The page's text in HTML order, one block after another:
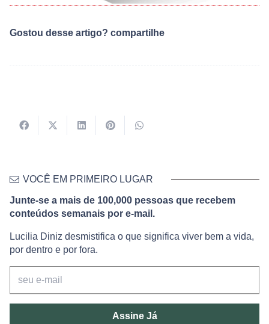
Gostou desse artigo? compartilhe
VOCÊ EM PRIMEIRO LUGAR
Junte-se a mais de 100,000 pessoas que recebem
conteúdos semanais por e-mail.
Lucilia Diniz desmistifica o que significa viver bem a vida,
por dentro e por fora.
Assine Já